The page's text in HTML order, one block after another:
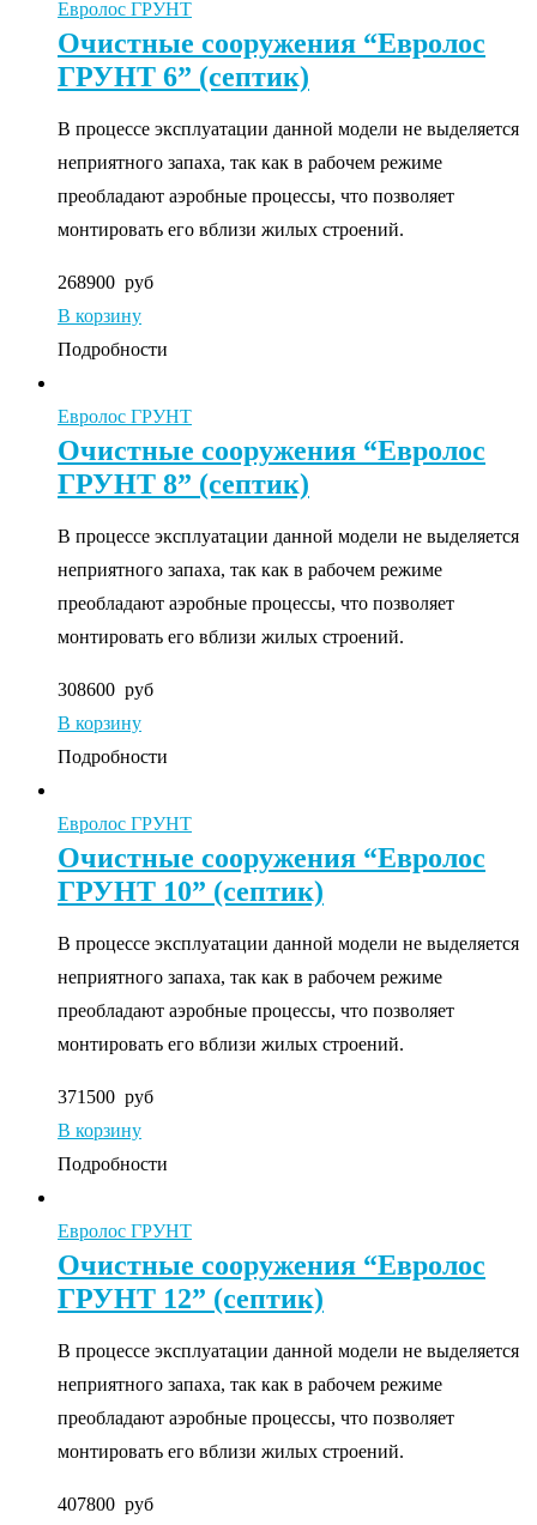
Евролос ГРУНТ
Очистные сооружения “Евролос
ГРУНТ 6” (септик)
В процессе эксплуатации данной модели не выделяется
неприятного запаха, так как в рабочем режиме
преобладают аэробные процессы, что позволяет
монтировать его вблизи жилых строений.
268900 руб
В корзину
Подробности
Евролос ГРУНТ
Очистные сооружения “Евролос
ГРУНТ 8” (септик)
В процессе эксплуатации данной модели не выделяется
неприятного запаха, так как в рабочем режиме
преобладают аэробные процессы, что позволяет
монтировать его вблизи жилых строений.
308600 руб
В корзину
Подробности
Евролос ГРУНТ
Очистные сооружения “Евролос
ГРУНТ 10” (септик)
В процессе эксплуатации данной модели не выделяется
неприятного запаха, так как в рабочем режиме
преобладают аэробные процессы, что позволяет
монтировать его вблизи жилых строений.
371500 руб
В корзину
Подробности
Евролос ГРУНТ
Очистные сооружения “Евролос
ГРУНТ 12” (септик)
В процессе эксплуатации данной модели не выделяется
неприятного запаха, так как в рабочем режиме
преобладают аэробные процессы, что позволяет
монтировать его вблизи жилых строений.
407800 руб